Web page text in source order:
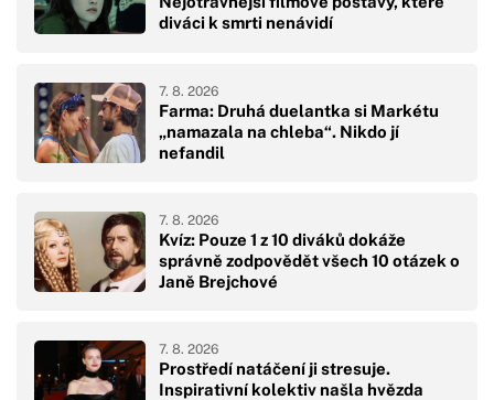
diváci k smrti nenávidí
Farma: Druhá duelantka si Markétu
„namazala na chleba“. Nikdo jí
nefandil
7. 8. 2026
Kvíz: Pouze 1 z 10 diváků dokáže
správně zodpovědět všech 10 otázek o
Janě Brejchové
7. 8. 2026
Prostředí natáčení ji stresuje.
Inspirativní kolektiv našla hvězda
7. 8. 2026